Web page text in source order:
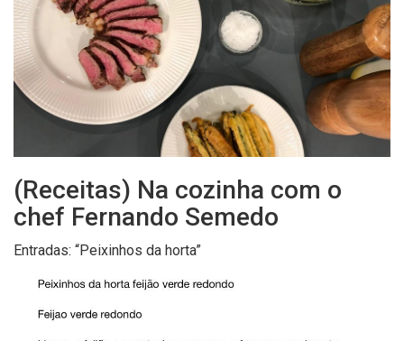
(Receitas) Na cozinha com o
chef Fernando Semedo
Entradas: “Peixinhos da horta”